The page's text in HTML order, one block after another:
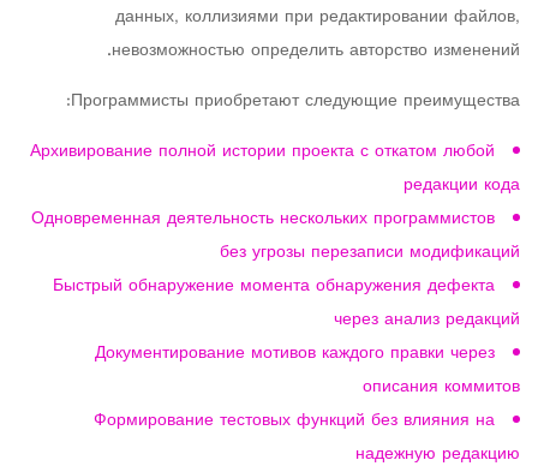
данных, коллизиями при редактировании файлов,
невозможностью определить авторство изменений.
Программисты приобретают следующие преимущества:
Архивирование полной истории проекта с откатом любой
редакции кода
Одновременная деятельность нескольких программистов
без угрозы перезаписи модификаций
Быстрый обнаружение момента обнаружения дефекта
через анализ редакций
Документирование мотивов каждого правки через
описания коммитов
Формирование тестовых функций без влияния на
надежную редакцию